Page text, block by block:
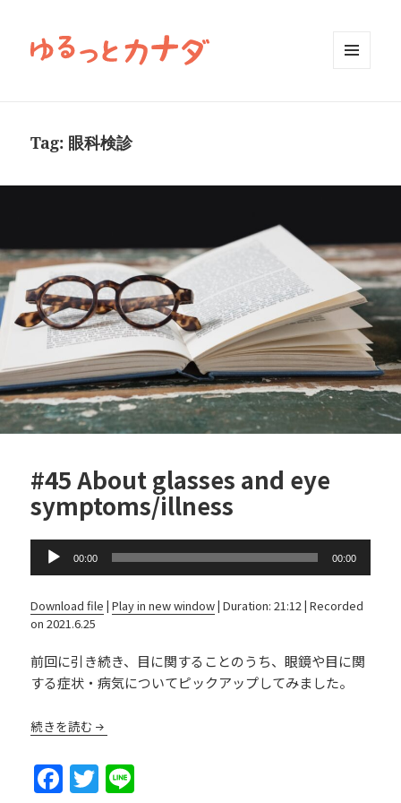
Tag: 眼科検診
#45 About glasses and eye
symptoms/illness
Audio
Player
00:00 00:00
Download file |Play in new window|Duration: 21:12 |Recorded
on 2021.6.25
前回に引き続き、目に関することのうち、眼鏡や目に関
する症状・病気についてピックアップしてみました。
続きを読む
F T